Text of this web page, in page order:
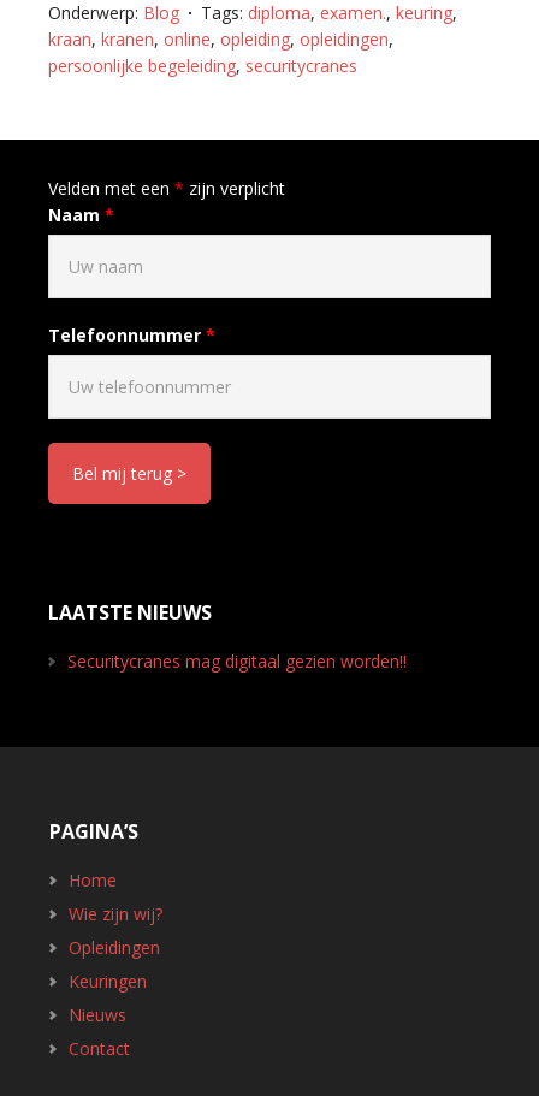
Onderwerp: Blog Tags: diploma, examen., keuring,
kraan, kranen, online, opleiding, opleidingen,
persoonlijke begeleiding, securitycranes
Velden met een * zijn verplicht
Naam *
Telefoonnummer *
LAATSTE NIEUWS
Securitycranes mag digitaal gezien worden!!
PAGINA’S
Home
Wie zijn wij?
Opleidingen
Keuringen
Nieuws
Contact